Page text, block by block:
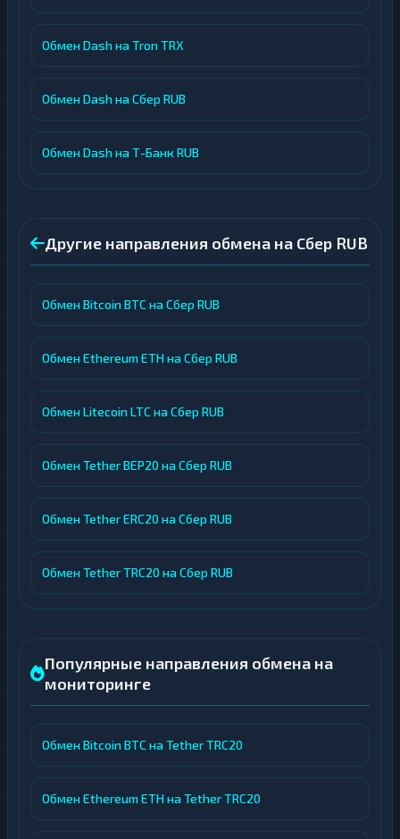
Обмен Dash на Tron TRX
Обмен Dash на Сбер RUB
Обмен Dash на Т-Банк RUB
Другие направления обмена на Сбер RUB
Обмен Bitcoin BTC на Сбер RUB
Обмен Ethereum ETH на Сбер RUB
Обмен Litecoin LTC на Сбер RUB
Обмен Tether BEP20 на Сбер RUB
Обмен Tether ERC20 на Сбер RUB
Обмен Tether TRC20 на Сбер RUB
Популярные направления обмена на
мониторинге
Обмен Bitcoin BTC на Tether TRC20
Обмен Ethereum ETH на Tether TRC20